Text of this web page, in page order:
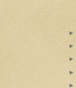
►
►
►
►
►